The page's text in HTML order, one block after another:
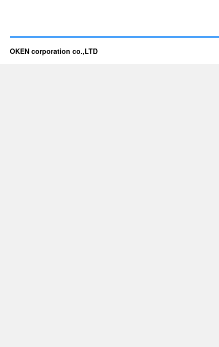
OKEN corporation co.,LTD